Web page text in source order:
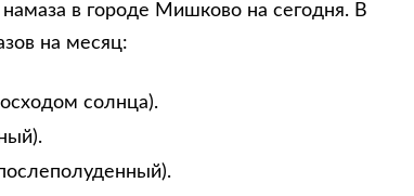
в городе Мишково на сегодня. В
на месяц:
солнца).